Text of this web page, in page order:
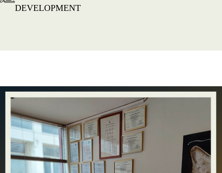
DEVELOPMENT